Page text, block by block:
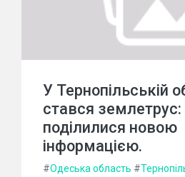
У Тернопільській
стався
поділилися новою
інформацією.
#Одеська область #